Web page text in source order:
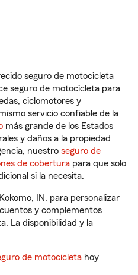
seguro de motocicleta
seguro de motocicleta para
ciclomotores y
servicio confiable de la
más grande de los Estados
y daños a la propiedad
nuestro seguro de
de cobertura para que solo
si la necesita.
IN, para personalizar
y complementos
La disponibilidad y la
de motocicleta hoy